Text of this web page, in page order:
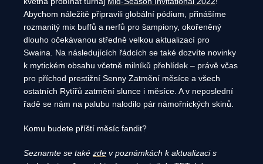
Abychom náležitě připravili globální pódium, přinášíme
rozmanitý mix buffů a nerfů pro šampiony, okořeněný
dlouho očekávanou středně velkou aktualizací pro
Swaina. Na následujících řádcích se také dozvíte novinky
k mytickém obsahu včetně milníků přehlídek – právě včas
pro příchod prestižní Senny Zatmění měsíce a všech
ostatních Rytířů zatmění slunce i měsíce. A v neposlední
řadě se nám na palubu nalodilo pár námořnických skinů.
Komu budete příští měsíc fandit?
Seznamte se také zde v poznámkách k aktualizaci s